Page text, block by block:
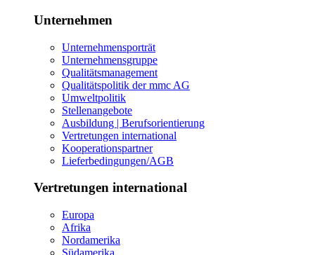
Unternehmen
Unternehmensporträt
Unternehmensgruppe
Qualitätsmanagement
Qualitätspolitik der mmc AG
Umweltpolitik
Stellenangebote
Ausbildung | Berufsorientierung
Vertretungen international
Kooperationspartner
Lieferbedingungen/AGB
Vertretungen international
Europa
Afrika
Nordamerika
Südamerika